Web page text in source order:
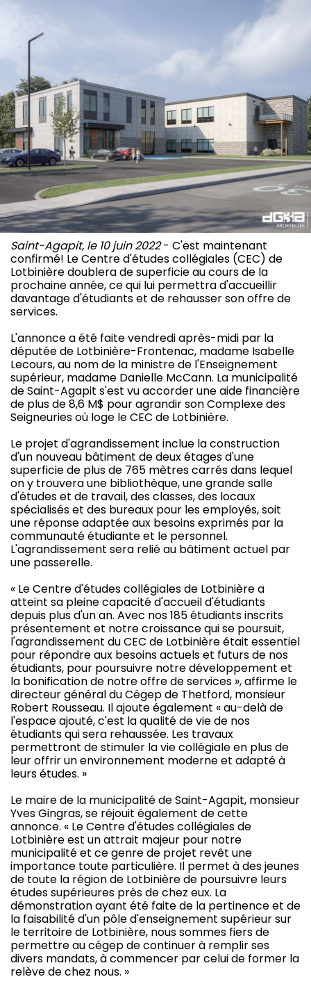
Saint-Agapit, le 10 juin 2022- C'est maintenant
confirmé! Le Centre d'études collégiales (CEC) de
Lotbinière doublera de superficie au cours de la
prochaine année, ce qui lui permettra d'accueillir
davantage d'étudiants et de rehausser son offre de
services.
L'annonce a été faite vendredi après-midi par la
députée de Lotbinière-Frontenac, madame Isabelle
Lecours, au nom de la ministre de l'Enseignement
supérieur, madame Danielle McCann. La municipalité
de Saint-Agapit s'est vu accorder une aide financière
de plus de 8,6 M$ pour agrandir son Complexe des
Seigneuries où loge le CEC de Lotbinière.
Le projet d'agrandissement inclue la construction
d'un nouveau bâtiment de deux étages d'une
superficie de plus de 765 mètres carrés dans lequel
on y trouvera une bibliothèque, une grande salle
d'études et de travail, des classes, des locaux
spécialisés et des bureaux pour les employés, soit
une réponse adaptée aux besoins exprimés par la
communauté étudiante et le personnel.
L'agrandissement sera relié au bâtiment actuel par
une passerelle.
« Le Centre d'études collégiales de Lotbinière a
atteint sa pleine capacité d'accueil d'étudiants
depuis plus d'un an. Avec nos 185 étudiants inscrits
présentement et notre croissance qui se poursuit,
l'agrandissement du CEC de Lotbinière était essentiel
pour répondre aux besoins actuels et futurs de nos
étudiants, pour poursuivre notre développement et
la bonification de notre offre de services », affirme le
directeur général du Cégep de Thetford, monsieur
Robert Rousseau. Il ajoute également « au-delà de
l'espace ajouté, c'est la qualité de vie de nos
étudiants qui sera rehaussée. Les travaux
permettront de stimuler la vie collégiale en plus de
leur offrir un environnement moderne et adapté à
leurs études. »
Le maire de la municipalité de Saint-Agapit, monsieur
Yves Gingras, se réjouit également de cette
annonce. « Le Centre d'études collégiales de
Lotbinière est un attrait majeur pour notre
municipalité et ce genre de projet revêt une
importance toute particulière. Il permet à des jeunes
de toute la région de Lotbinière de poursuivre leurs
études supérieures près de chez eux. La
démonstration ayant été faite de la pertinence et de
la faisabilité d'un pôle d'enseignement supérieur sur
le territoire de Lotbinière, nous sommes fiers de
permettre au cégep de continuer à remplir ses
divers mandats, à commencer par celui de former la
relève de chez nous. »